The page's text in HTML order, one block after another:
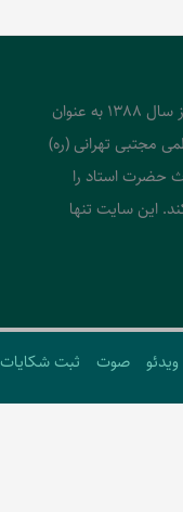
موسسه پژوهشی فرهنگی مصابیح الهدی از سال 1388 به عنوان
مجتبی تهرانی (ره)
حضرت استاد را
این سایت تنها
ویدئو صوت ثبت شکایات